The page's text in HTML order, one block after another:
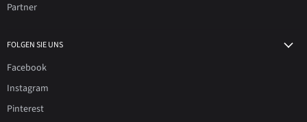
Partner
FOLGEN SIE UNS
Facebook
Instagram
Pinterest